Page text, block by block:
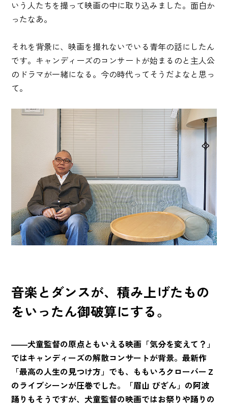
いう人たちを撮って映画の中に取り込みました。面白か
ったなあ。
それを背景に、映画を撮れないでいる青年の話にしたん
です。キャンディーズのコンサートが始まるのと主人公
のドラマが一緒になる。今の時代ってそうだよなと思っ
て。
音楽とダンスが、積み上げたもの
をいったん御破算にする。
――犬童監督の原点ともいえる映画「気分を変えて？」
ではキャンディーズの解散コンサートが背景。最新作
「最高の人生の見つけ方」でも、ももいろクローバーＺ
のライブシーンが圧巻でした。「眉山 びざん」の阿波
踊りもそうですが、犬童監督の映画ではお祭りや踊りの